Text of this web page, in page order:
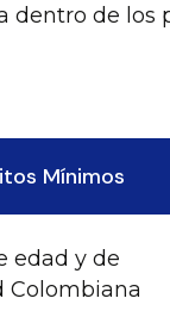
dentro de los
Mínimos
edad y de
Colombiana